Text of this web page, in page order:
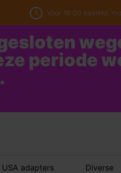
Voor 16:00 besteld,
periode
USA adapters Diverse